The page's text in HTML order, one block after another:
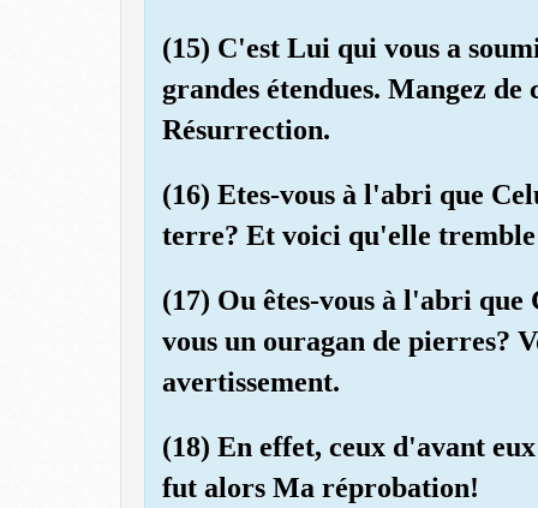
(15) C'est Lui qui vous a
grandes étendues. Mangez
Résurrection.
(16) Etes-vous à l'abri que
terre? Et voici qu'elle
(17) Ou êtes-vous à l'abri
vous un ouragan de pierres?
avertissement.
(18) En effet, ceux d'avant
fut alors Ma réprobation!